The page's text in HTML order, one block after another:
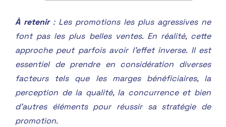
À retenir : Les promotions les plus agressives ne
font pas les plus belles ventes. En réalité, cette
approche peut parfois avoir l’effet inverse. Il est
essentiel de prendre en considération diverses
facteurs tels que les marges bénéficiaires, la
perception de la qualité, la concurrence et bien
d’autres éléments pour réussir sa stratégie de
promotion.